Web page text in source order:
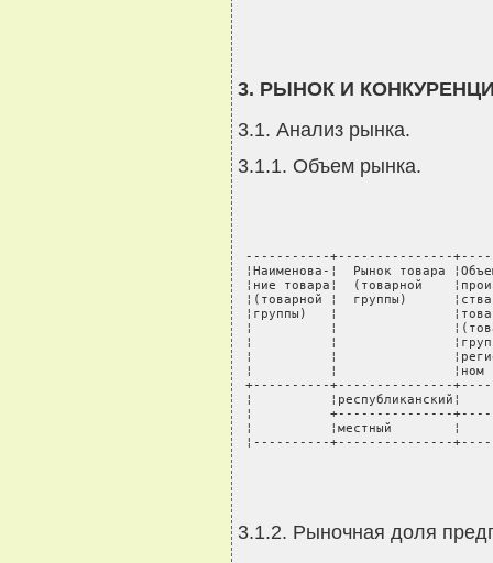
3. РЫНОК И
3.1. Анализ рынка.
3.1.1. Объем рынка.
-----------+---------------
¦Наименова-¦  Рынок товара
¦ние товара¦  (товарной
¦(товарной ¦  группы)
¦группы)   ¦
¦          ¦
¦          ¦
¦          ¦
¦          ¦               ¦ном
+----------+---------------
¦
¦          +---------------
¦          ¦местный
¦----------+---------------
3.1.2. Рыночная доля